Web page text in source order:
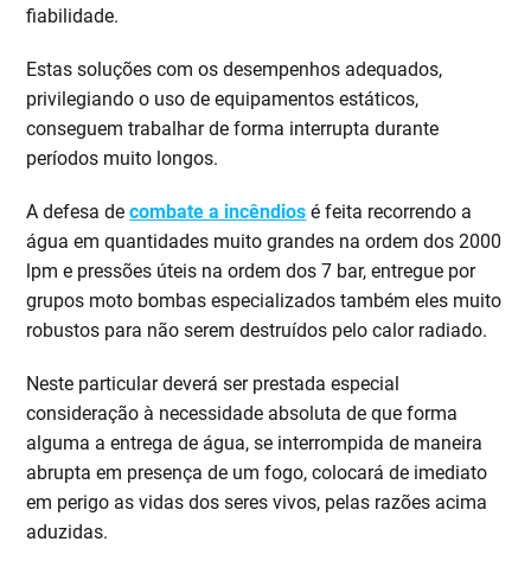
fiabilidade.
Estas soluções com os desempenhos adequados,
privilegiando o uso de equipamentos estáticos,
conseguem trabalhar de forma interrupta durante
períodos muito longos.
A defesa decombate a incêndios é feita recorrendo a
água em quantidades muito grandes na ordem dos 2000
lpm e pressões úteis na ordem dos 7 bar, entregue por
grupos moto bombas especializados também eles muito
robustos para não serem destruídos pelo calor radiado.
Neste particular deverá ser prestada especial
consideração à necessidade absoluta de que forma
alguma a entrega de água, se interrompida de maneira
abrupta em presença de um fogo, colocará de imediato
em perigo as vidas dos seres vivos, pelas razões acima
aduzidas.